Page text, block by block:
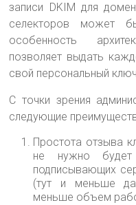
записи DKIM для
селекторов может
особенность
позволяет выдать
свой персональный
С точки зрения
следующие
Простота отзыва
не нужно
подписывающих
(тут и меньше
меньше объем